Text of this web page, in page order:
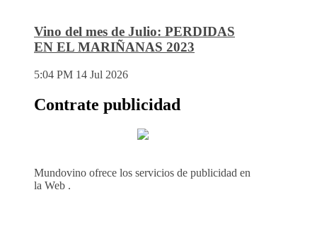
Vino del mes de Julio: PERDIDAS
EN EL MARIÑANAS 2023
5:04 PM 14 Jul 2026
Contrate publicidad
Mundovino ofrece los servicios de publicidad en
la Web .